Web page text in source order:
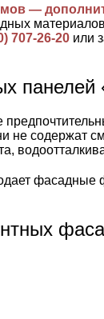
—
707-26-20 или
не содержат
фасадные